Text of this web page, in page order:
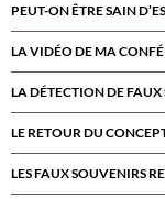
PEUT-ON ÊTRE SAIN
LA VIDÉO DE MA
LA DÉTECTION DE
LE RETOUR DU
LES FAUX SOUVENIRS